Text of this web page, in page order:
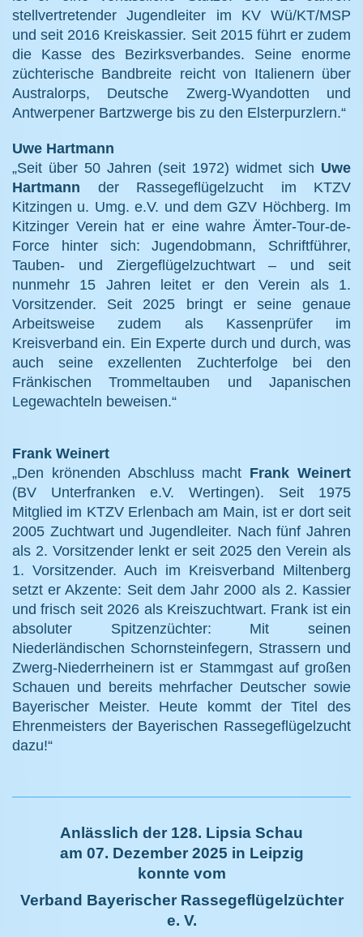
stellvertretender Jugendleiter im KV Wü/KT/MSP
und seit 2016 Kreiskassier. Seit 2015 führt er zudem
die Kasse des Bezirksverbandes. Seine enorme
züchterische Bandbreite reicht von Italienern über
Australorps, Deutsche Zwerg-Wyandotten und
Antwerpener Bartzwerge bis zu den Elsterpurzlern.“
Uwe Hartmann
„Seit über 50 Jahren (seit 1972) widmet sich Uwe
Hartmann der Rassegeflügelzucht im KTZV
Kitzingen u. Umg. e.V. und dem GZV Höchberg. Im
Kitzinger Verein hat er eine wahre Ämter-Tour-de-
Force hinter sich: Jugendobmann, Schriftführer,
Tauben- und Ziergeflügelzuchtwart – und seit
nunmehr 15 Jahren leitet er den Verein als 1.
Vorsitzender. Seit 2025 bringt er seine genaue
Arbeitsweise zudem als Kassenprüfer im
Kreisverband ein. Ein Experte durch und durch, was
auch seine exzellenten Zuchterfolge bei den
Fränkischen Trommeltauben und Japanischen
Legewachteln beweisen.“
Frank Weinert
„Den krönenden Abschluss macht Frank Weinert
(BV Unterfranken e.V. Wertingen). Seit 1975
Mitglied im KTZV Erlenbach am Main, ist er dort seit
2005 Zuchtwart und Jugendleiter. Nach fünf Jahren
als 2. Vorsitzender lenkt er seit 2025 den Verein als
1. Vorsitzender. Auch im Kreisverband Miltenberg
setzt er Akzente: Seit dem Jahr 2000 als 2. Kassier
und frisch seit 2026 als Kreiszuchtwart. Frank ist ein
absoluter Spitzenzüchter: Mit seinen
Niederländischen Schornsteinfegern, Strassern und
Zwerg-Niederrheinern ist er Stammgast auf großen
Schauen und bereits mehrfacher Deutscher sowie
Bayerischer Meister. Heute kommt der Titel des
Ehrenmeisters der Bayerischen Rassegeflügelzucht
dazu!“
Anlässlich der 128. Lipsia Schau
am 07. Dezember 2025 in Leipzig
konnte vom
Verband Bayerischer Rassegeflügelzüchter
e. V.